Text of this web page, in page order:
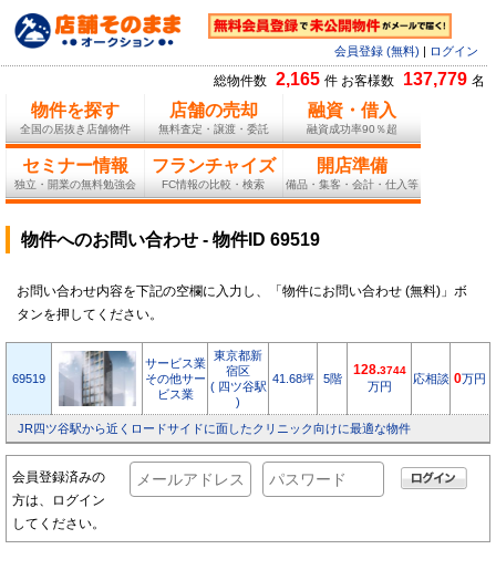
会員登録 (無料) ログイン
総物件数 2,165 件 お客様数 137,779 名
物件を探す
全国の居抜き店舗物件
店舗の売却
無料査定・譲渡・委託
融資・借入
融資成功率90％超
セミナー情報
独立・開業の無料勉強会
フランチャイズ
FC情報の比較・検索
開店準備
備品・集客・会計・仕入等
物件へのお問い合わせ - 物件ID 69519
お問い合わせ内容を下記の空欄に入力し、「物件にお問い合わせ (無料)」ボ
タンを押してください。
69519
サービス業
その他サー
ビス業
東京都新
宿区
( 四ツ谷駅
)
41.68坪 5階
128.3744
万円
応相談 0万円
JR四ツ谷駅から近くロードサイドに面したクリニック向けに最適な物件
会員登録済みの
方は、ログイン
してください。